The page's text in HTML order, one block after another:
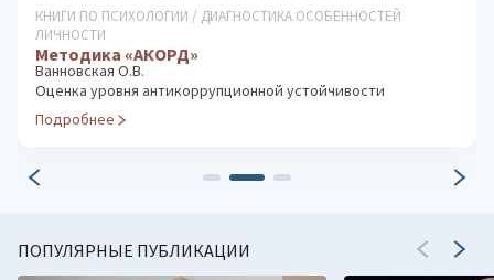
КНИГИ ПО ПСИХОЛОГИИ / ДИАГНОСТИКА ОСОБЕННОСТЕЙ
ЛИЧНОСТИ
Методика «АКОРД»
Ванновская О.В.
Оценка уровня антикоррупционной устойчивости
Подробнее
ПОПУЛЯРНЫЕ ПУБЛИКАЦИИ